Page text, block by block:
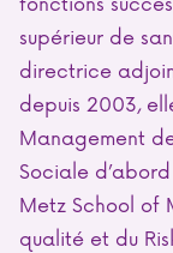
supérieur de
directrice
depuis 2003,
Management
Sociale d’abord
Metz School of
qualité et du